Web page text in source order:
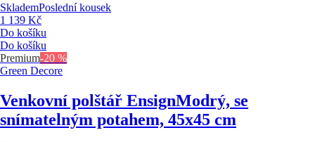
SklademPoslední kousek
1 139 Kč
Do košíku
Do košíku
Premium-20 %
Green Decore
Venkovní polštář EnsignModrý, se
snímatelným potahem, 45x45 cm